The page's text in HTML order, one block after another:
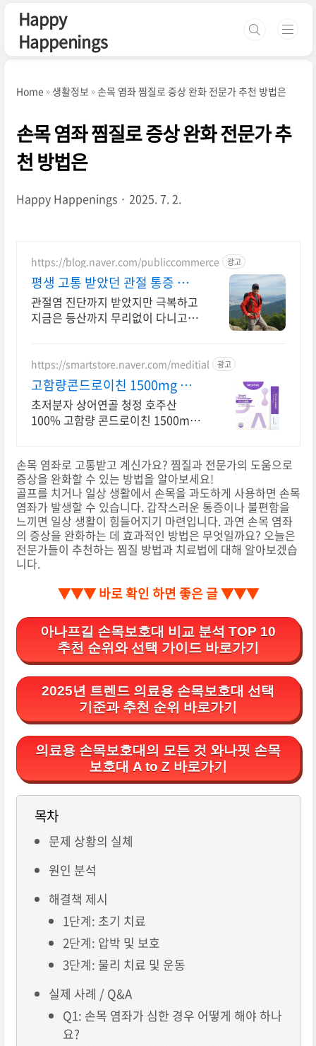
Happy
Happenings
Home 생활정보 손목 염좌 찜질로 증상 완화 전문가 추천 방법은
손목 염좌 찜질로 증상 완화 전문가 추
천 방법은
Happy Happenings 2025. 7. 2.
https://blog.naver.com/publiccommerce 광고
평생 고통 받았던 관절 통증 이제
는 극복했습니다.
관절염 진단까지 받았지만 극복하고
지금은 등산까지 무리없이 다니고 있
https://smartstore.naver.com/meditial 광고
고함량콘드로이친 1500mg 편
안한 목넘김, 식물첨가물X
초저분자 상어연골 청정 호주산
100% 고함량 콘드로이친 1500mg
손목 염좌로 고통받고 계신가요? 찜질과 전문가의 도움으로
증상을 완화할 수 있는 방법을 알아보세요!
골프를 치거나 일상 생활에서 손목을 과도하게 사용하면 손목
염좌가 발생할 수 있습니다. 갑작스러운 통증이나 불편함을
느끼면 일상 생활이 힘들어지기 마련입니다. 과연 손목 염좌
의 증상을 완화하는 데 효과적인 방법은 무엇일까요? 오늘은
전문가들이 추천하는 찜질 방법과 치료법에 대해 알아보겠습
니다.
▼▼▼ 바로 확인 하면 좋은 글 ▼▼▼
아나프길 손목보호대 비교 분석 TOP 10
추천 순위와 선택 가이드 바로가기
2025년 트렌드 의료용 손목보호대 선택
기준과 추천 순위 바로가기
의료용 손목보호대의 모든 것 와나핏 손목
보호대 A to Z 바로가기
목차
문제 상황의 실체
원인 분석
해결책 제시
1단계: 초기 치료
2단계: 압박 및 보호
3단계: 물리 치료 및 운동
실제 사례 / Q&A
Q1: 손목 염좌가 심한 경우 어떻게 해야 하나
요?